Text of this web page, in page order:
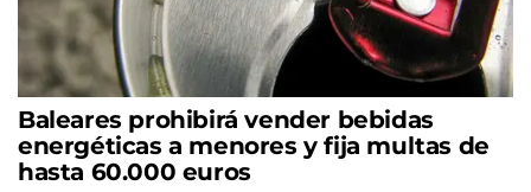
Baleares prohibirá vender bebidas
energéticas a menores y fija multas de
hasta 60.000 euros